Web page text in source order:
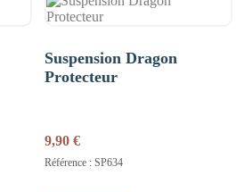
Suspension Dragon
Protecteur
9,90 €
Référence : SP634